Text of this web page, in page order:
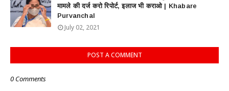
मामले की दर्ज करो रिपोर्ट, इलाज भी कराओ | Khabare
Purvanchal
July 02, 2021
POST A COMMENT
0 Comments